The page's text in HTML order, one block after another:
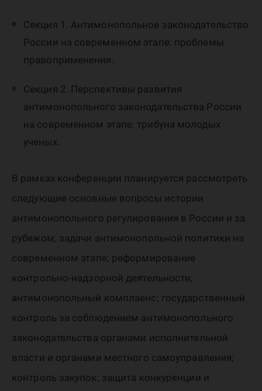
Секция 1. Антимонопольное законодательство
России на современном этапе: проблемы
правоприменения.
Секция 2. Перспективы развития
антимонопольного законодательства России
на современном этапе: трибуна молодых
ученых.
В рамках конференции планируется рассмотреть
следующие основные вопросы истории
антимонопольного регулирования в России и за
рубежом; задачи антимонопольной политики на
современном этапе; реформирование
контрольно-надзорной деятельности;
антимонопольный комплаенс; государственный
контроль за соблюдением антимонопольного
законодательства органами исполнительной
власти и органами местного самоуправления;
контроль закупок; защита конкуренции и